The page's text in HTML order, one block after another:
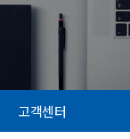
고객센터